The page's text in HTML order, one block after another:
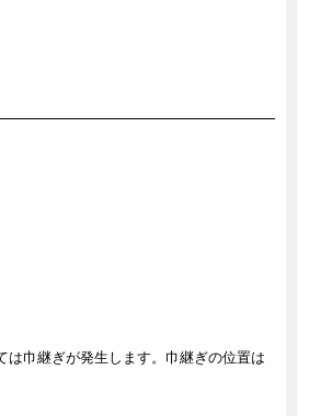
巾継ぎが発生します。巾継ぎの位置は